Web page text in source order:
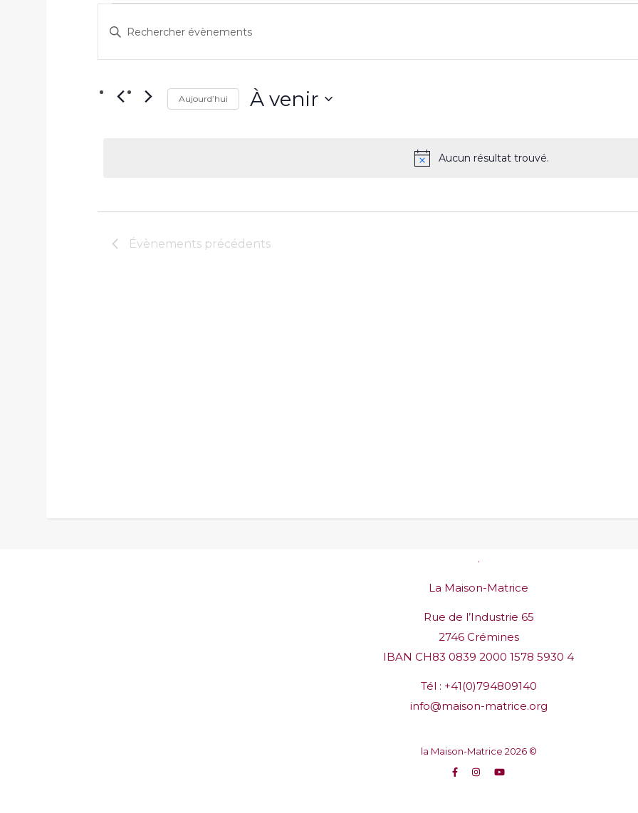
Évènements
Notice
Aucun résultat trouvé.
Recherche
et
navigation
de
Saisir
Évènements
Aujourd’hui À venir
Évènements précédents
.
La Maison-Matrice
Rue de l’Industrie 65
2746 Crémines
IBAN CH83 0839 2000 1578 5930 4
Tél : +41(0)794809140
info@maison-matrice.org
la Maison-Matrice 2026 ©